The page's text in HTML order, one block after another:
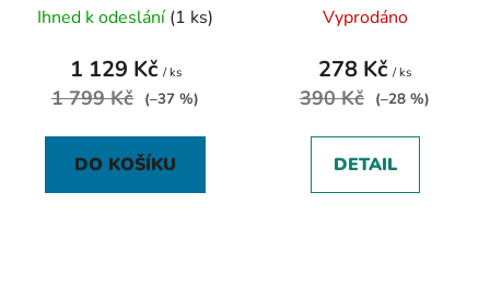
Ihned k odeslání (1 ks)
1 129 Kč / ks
1 799 Kč (–37 %)
DO KOŠÍKU
Vyprodáno
278 Kč / ks
390 Kč (–28 %)
DETAIL